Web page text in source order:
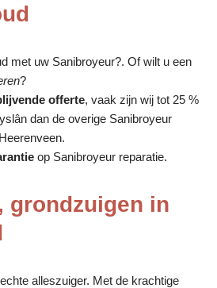
met uw Sanibroyeur?. Of wilt u een
?
offerte, vaak zijn wij tot 25 %
dan de overige Sanibroyeur
op Sanibroyeur reparatie.
grondzuigen in
alleszuiger. Met de krachtige